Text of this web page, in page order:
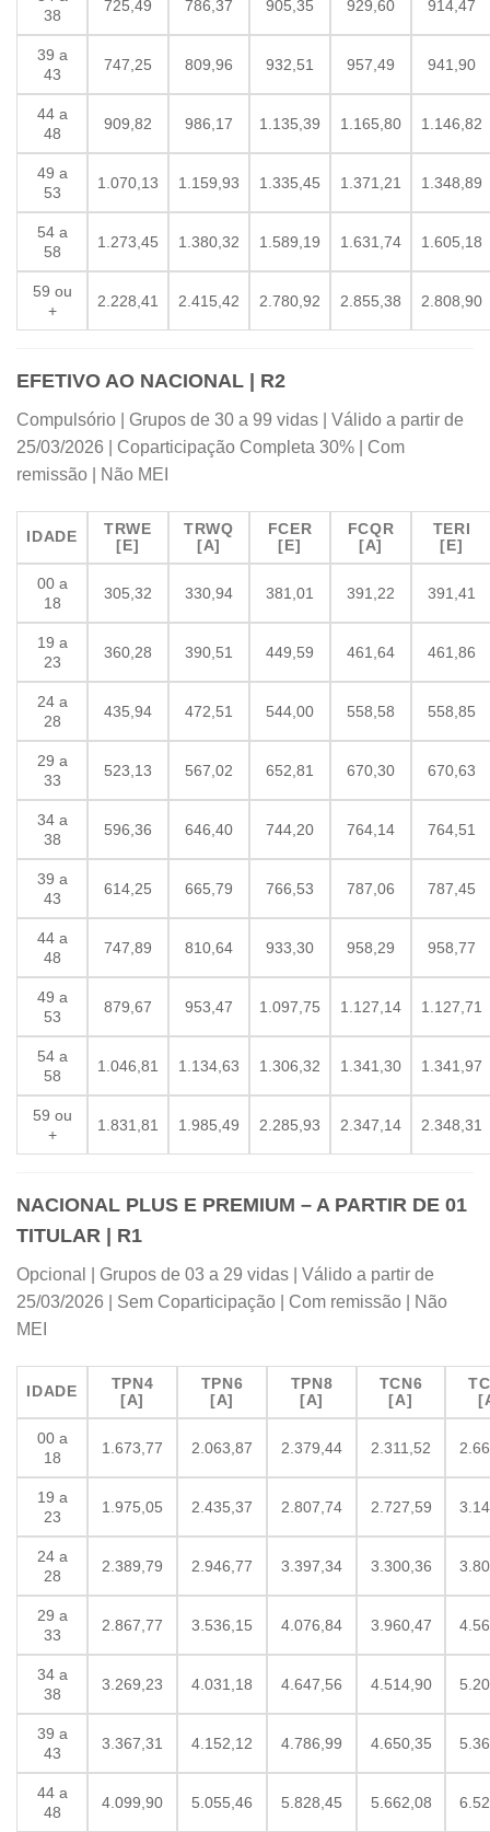
38
725,49 786,37 905,35 929,60 914,47
39 a
43
747,25 809,96 932,51 957,49 941,90
44 a
48
909,82 986,17 1.135,39 1.165,80 1.146,82
49 a
53
1.070,13 1.159,93 1.335,45 1.371,21 1.348,89
54 a
58
1.273,45 1.380,32 1.589,19 1.631,74 1.605,18
59 ou
+
2.228,41 2.415,42 2.780,92 2.855,38 2.808,90
EFETIVO AO NACIONAL | R2
Compulsório | Grupos de 30 a 99 vidas | Válido a partir de
25/03/2026 | Coparticipação Completa 30% | Com
remissão | Não MEI
IDADE
TRWE
[E]
TRWQ
[A]
FCER
[E]
FCQR
[A]
TERI
[E]
00 a
18
305,32 330,94 381,01 391,22 391,41
19 a
23
360,28 390,51 449,59 461,64 461,86
24 a
28
435,94 472,51 544,00 558,58 558,85
29 a
33
523,13 567,02 652,81 670,30 670,63
34 a
38
596,36 646,40 744,20 764,14 764,51
39 a
43
614,25 665,79 766,53 787,06 787,45
44 a
48
747,89 810,64 933,30 958,29 958,77
49 a
53
879,67 953,47 1.097,75 1.127,14 1.127,71
54 a
58
1.046,81 1.134,63 1.306,32 1.341,30 1.341,97
59 ou
+
1.831,81 1.985,49 2.285,93 2.347,14 2.348,31
NACIONAL PLUS E PREMIUM – A PARTIR DE 01
TITULAR | R1
Opcional | Grupos de 03 a 29 vidas | Válido a partir de
25/03/2026 | Sem Coparticipação | Com remissão | Não
MEI
IDADE
TPN4
[A]
TPN6
[A]
TPN8
[A]
TCN6
[A]
00 a
18
1.673,77 2.063,87 2.379,44 2.311,52
19 a
23
1.975,05 2.435,37 2.807,74 2.727,59
24 a
28
2.389,79 2.946,77 3.397,34 3.300,36
29 a
33
2.867,77 3.536,15 4.076,84 3.960,47
34 a
38
3.269,23 4.031,18 4.647,56 4.514,90
39 a
43
3.367,31 4.152,12 4.786,99 4.650,35
44 a
48
4.099,90 5.055,46 5.828,45 5.662,08